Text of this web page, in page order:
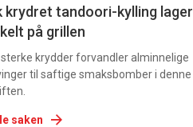
krydret tandoori-kylling lager
på grillen
sterke krydder forvandler alminnelige
til saftige smaksbomber i denne
saken